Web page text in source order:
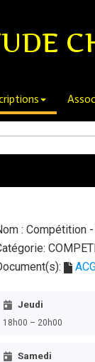
: Compétition -
Jeudi
18h00 – 20h00
Samedi